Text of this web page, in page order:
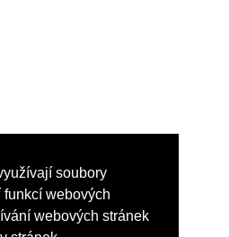
soubory
webových
webových stránek